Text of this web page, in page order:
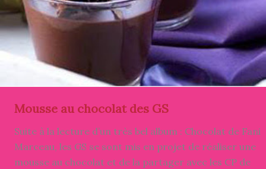
Mousse au chocolat des GS
Suite à la lecture d’un très bel album : Chocolat de Fani
Marceau, les GS se sont mis en projet de réaliser une
mousse au chocolat et de la partager avec les CP de